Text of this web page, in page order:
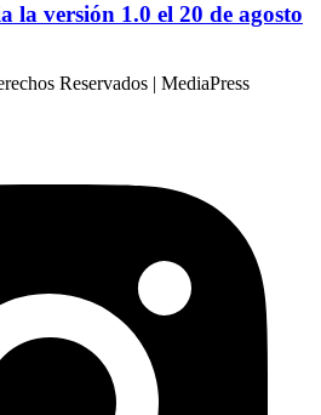
la versión 1.0 el 20 de agosto
Reservados | MediaPress